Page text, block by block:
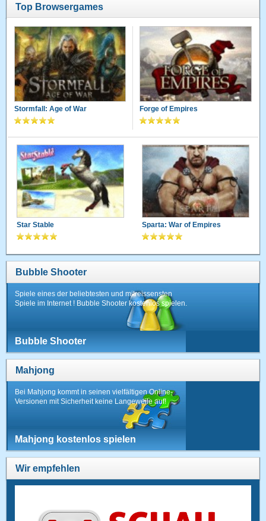
Top Browsergames
Stormfall: Age of War Forge of Empires
Star Stable Sparta: War of Empires
Bubble Shooter
Spiele eines der beliebtesten und mitreissensten
Spiele im Internet ! Bubble Shooter kostenlos spielen.
Bubble Shooter
Mahjong
Bei Mahjong kommt in seinen vielfältigen Online-
Versionen mit Sicherheit keine Langeweile auf!
Mahjong kostenlos spielen
Wir empfehlen